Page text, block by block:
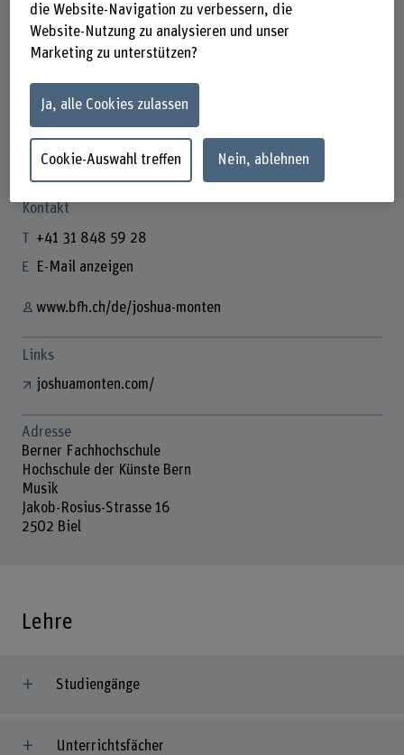
Joshua Monten
Dozent
Kontakt
+41 31 848 59 28
E-Mail anzeigen
www.bfh.ch/de/joshua-monten
Links
joshuamonten.com/
Adresse
Berner Fachhochschule
Hochschule der Künste Bern
Musik
Jakob-Rosius-Strasse 16
2502 Biel
Lehre
Studiengänge
Unterrichtsfächer
die Website-Navigation zu verbessern, die
Website-Nutzung zu analysieren und unser
Marketing zu unterstützen?
Ja, alle Cookies zulassen
Cookie-Auswahl treffen Nein, ablehnen